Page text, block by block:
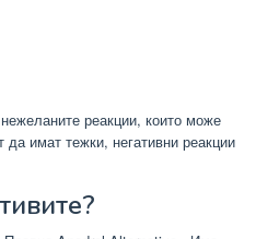
реакции, които може
имат тежки, негативни реакции